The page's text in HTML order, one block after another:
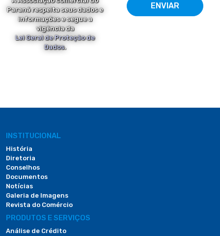
Paraná respeita seus dados e
informações e segue a
vigência da
Lei Geral de Proteção de
Dados.
ENVIAR
INSTITUCIONAL
História
Diretoria
Conselhos
Documentos
Notícias
Galeria de Imagens
Revista do Comércio
PRODUTOS E SERVIÇOS
Análise de Crédito